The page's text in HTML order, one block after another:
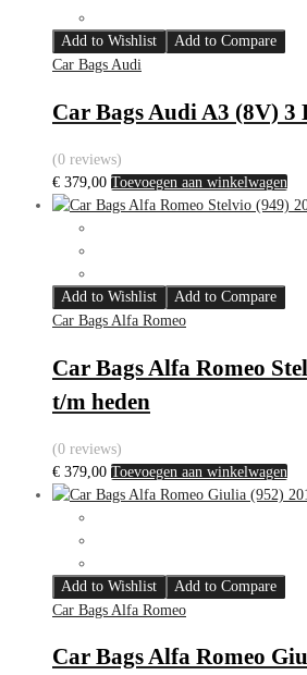
Add to Wishlist
Add to Compare
Car Bags Audi
Car Bags Audi A3 (8V) 3
(0 reviews)
€ 379,00 Toevoegen aan winkelwagen
Add to Wishlist
Add to Compare
Car Bags Alfa Romeo
Car Bags Alfa Romeo
t/m heden
(0 reviews)
€ 379,00 Toevoegen aan winkelwagen
Add to Wishlist
Add to Compare
Car Bags Alfa Romeo
Car Bags Alfa Romeo